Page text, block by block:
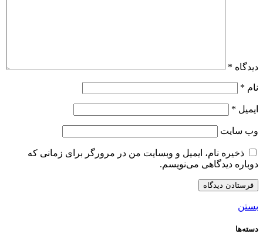
دیدگاه *
نام *
ایمیل *
وب‌ سایت
ذخیره نام، ایمیل و وبسایت من در مرورگر برای زمانی که
دوباره دیدگاهی می‌نویسم.
بستن
دسته‌ها